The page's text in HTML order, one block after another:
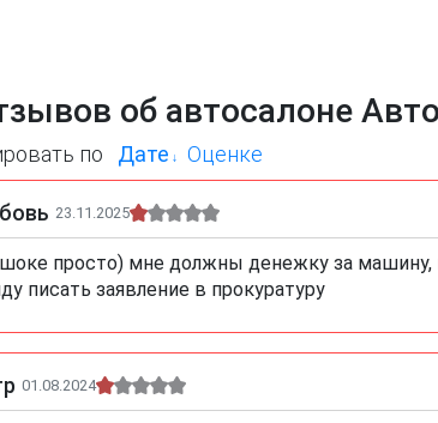
об автосалоне
по Дате Оценке
23.11.2025
просто) мне должны денежку за машину,
писать заявление в прокуратуру
01.08.2024